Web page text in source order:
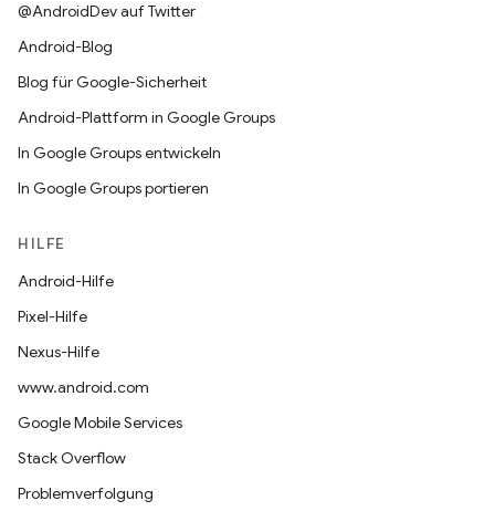
@AndroidDev auf Twitter
Android-Blog
Blog für Google-Sicherheit
Android-Plattform in Google Groups
In Google Groups entwickeln
In Google Groups portieren
HILFE
Android-Hilfe
Pixel-Hilfe
Nexus-Hilfe
www.android.com
Google Mobile Services
Stack Overflow
Problemverfolgung